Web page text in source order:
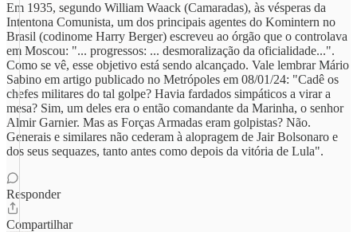
Em 1935, segundo William Waack (Camaradas), às vésperas da
Intentona Comunista, um dos principais agentes do Komintern no
Brasil (codinome Harry Berger) escreveu ao órgão que o controlava
em Moscou: "... progressos: ... desmoralização da oficialidade...".
Como se vê, esse objetivo está sendo alcançado. Vale lembrar Mário
Sabino em artigo publicado no Metrópoles em 08/01/24: "Cadê os
chefes militares do tal golpe? Havia fardados simpáticos a virar a
mesa? Sim, um deles era o então comandante da Marinha, o senhor
Almir Garnier. Mas as Forças Armadas eram golpistas? Não.
Generais e similares não cederam à alopragem de Jair Bolsonaro e
dos seus sequazes, tanto antes como depois da vitória de Lula".
Responder
Compartilhar